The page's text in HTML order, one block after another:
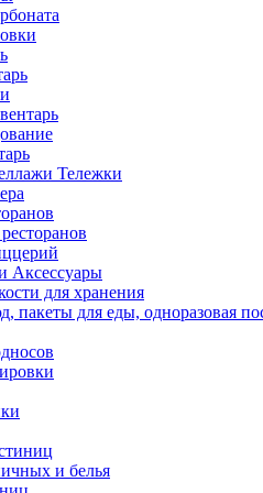
Тележки
Аксессуары
для хранения
пакеты для еды, одноразовая
и белья